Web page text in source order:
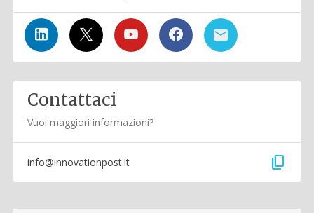
Contattaci
Vuoi maggiori informazioni?
info@innovationpost.it content_copy